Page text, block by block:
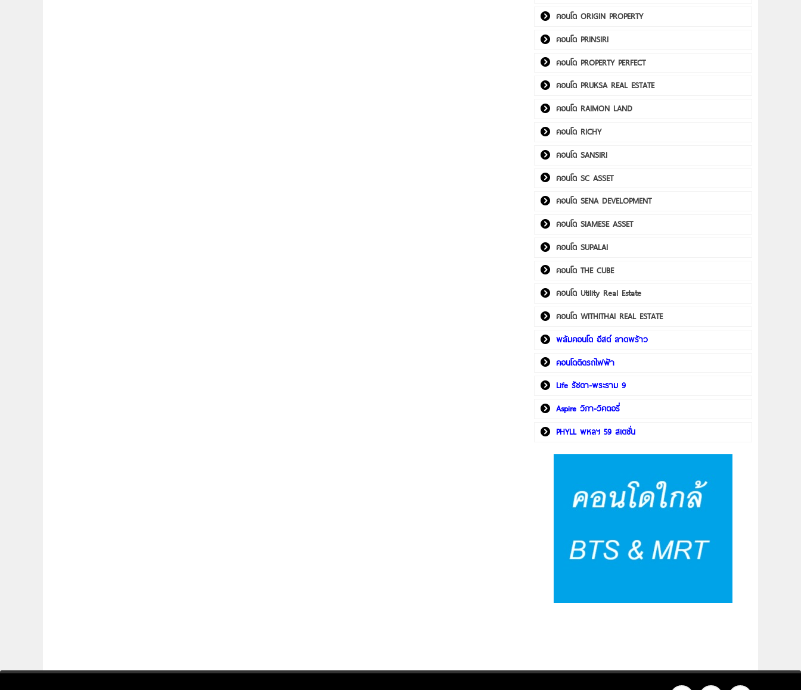
คอนโด ORIGIN PROPERTY
คอนโด PRINSIRI
คอนโด PROPERTY PERFECT
คอนโด PRUKSA REAL ESTATE
คอนโด RAIMON LAND
คอนโด RICHY
คอนโด SANSIRI
คอนโด SC ASSET
คอนโด SENA DEVELOPMENT
คอนโด SIAMESE ASSET
คอนโด SUPALAI
คอนโด THE CUBE
คอนโด Utility Real Estate
คอนโด WITHITHAI REAL ESTATE
พลัมคอนโด อีสต์ ลาดพร้าว
คอนโดติดรถไฟฟ้า
Life รัชดา-พระราม 9
Aspire วิภา-วิคตอรี่
PHYLL พหลฯ 59 สเตชั่น